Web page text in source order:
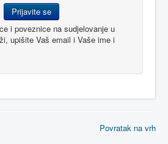
i poveznice na sudjelovanje u
upišite Vaš email i Vaše ime i
Povratak na vrh